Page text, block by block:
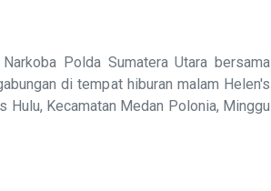
Polda Sumatera Utara bersama
di tempat hiburan malam Helen's
Hulu, Kecamatan Medan Polonia, Minggu